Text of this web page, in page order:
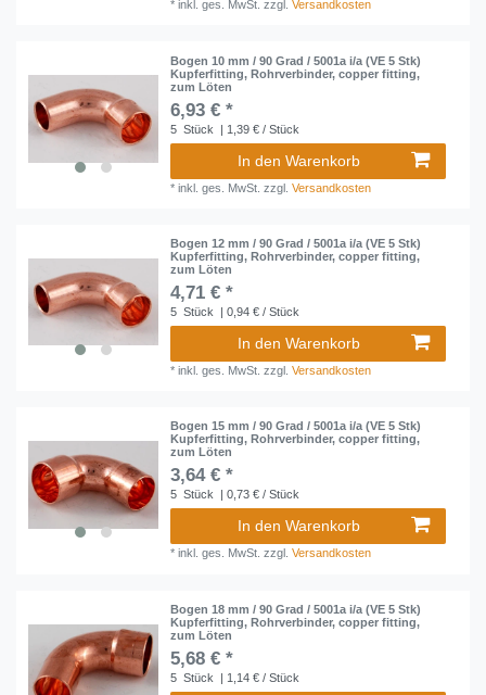
*inkl. ges. MwSt. zzgl.Versandkosten
Bogen 10 mm / 90 Grad / 5001a i/a (VE 5 Stk)
Kupferfitting, Rohrverbinder, copper fitting,
zum Löten
6,93 € *
5 Stück | 1,39 € / Stück
In den Warenkorb
*inkl. ges. MwSt. zzgl.Versandkosten
Bogen 12 mm / 90 Grad / 5001a i/a (VE 5 Stk)
Kupferfitting, Rohrverbinder, copper fitting,
zum Löten
4,71 € *
5 Stück | 0,94 € / Stück
In den Warenkorb
*inkl. ges. MwSt. zzgl.Versandkosten
Bogen 15 mm / 90 Grad / 5001a i/a (VE 5 Stk)
Kupferfitting, Rohrverbinder, copper fitting,
zum Löten
3,64 € *
5 Stück | 0,73 € / Stück
In den Warenkorb
*inkl. ges. MwSt. zzgl.Versandkosten
Bogen 18 mm / 90 Grad / 5001a i/a (VE 5 Stk)
Kupferfitting, Rohrverbinder, copper fitting,
zum Löten
5,68 € *
5 Stück | 1,14 € / Stück